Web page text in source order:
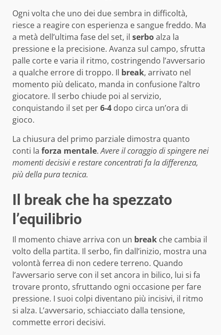
Ogni volta che uno dei due sembra in difficoltà,
riesce a reagire con esperienza e sangue freddo. Ma
a metà dell’ultima fase del set, il serboalza la
pressione e la precisione. Avanza sul campo, sfrutta
palle corte e varia il ritmo, costringendo l’avversario
a qualche errore di troppo. Il break, arrivato nel
momento più delicato, manda in confusione l’altro
giocatore. Il serbo chiude poi al servizio,
conquistando il set per6-4 dopo circa un’ora di
gioco.
La chiusura del primo parziale dimostra quanto
conti la forza mentale.Avere il coraggio di spingere nei
momenti decisivi e restare concentrati fa la differenza,
più della pura tecnica.
Il break che ha spezzato
l’equilibrio
Il momento chiave arriva con un break che cambia il
volto della partita. Il serbo, fin dall’inizio, mostra una
volontà ferrea di non cedere terreno. Quando
l’avversario serve con il set ancora in bilico, lui si fa
trovare pronto, sfruttando ogni occasione per fare
pressione. I suoi colpi diventano più incisivi, il ritmo
si alza. L’avversario, schiacciato dalla tensione,
commette errori decisivi.